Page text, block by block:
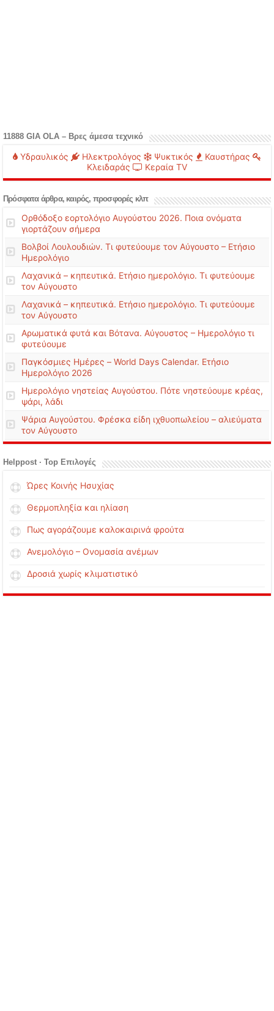
11888 GIA OLA – Βρες άμεσα τεχνικό
Υδραυλικός Ηλεκτρολόγος Ψυκτικός
Καυστήρας
Κλειδαράς
Κεραία TV
Πρόσφατα άρθρα, καιρός, προσφορές κλπ
Ορθόδοξο εορτολόγιο Αυγούστου 2026. Ποια ονόματα
γιορτάζουν σήμερα
Βολβοί Λουλουδιών. Τι φυτεύουμε τον Αύγουστο – Ετήσιο
Ημερολόγιο
Λαχανικά – κηπευτικά. Ετήσιο ημερολόγιο. Τι φυτεύουμε
τον Αύγουστο
Λαχανικά – κηπευτικά. Ετήσιο ημερολόγιο. Τι φυτεύουμε
τον Αύγουστο
Αρωματικά φυτά και Βότανα. Αύγουστος – Ημερολόγιο τι
φυτεύουμε
Παγκόσμιες Ημέρες – World Days Calendar. Ετήσιο
Ημερολόγιο 2026
Ημερολόγιο νηστείας Αυγούστου. Πότε νηστεύουμε κρέας,
ψάρι, λάδι
Ψάρια Αυγούστου. Φρέσκα είδη ιχθυοπωλείου – αλιεύματα
τον Αύγουστο
Helppost · Top Επιλογές
Ώρες Κοινής Ησυχίας
Θερμοπληξία και ηλίαση
Πως αγοράζουμε καλοκαιρινά φρούτα
Ανεμολόγιο – Ονομασία ανέμων
Δροσιά χωρίς κλιματιστικό